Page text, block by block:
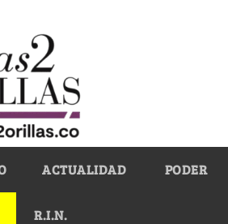
ACTUALIDAD PODER
R.I.N.